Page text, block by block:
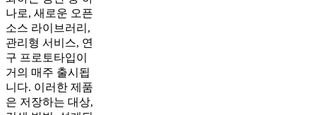
나로, 새로운 오픈
소스 라이브러리,
관리형 서비스, 연
구 프로토타입이
거의 매주 출시됩
니다. 이러한 제품
은 저장하는 대상,